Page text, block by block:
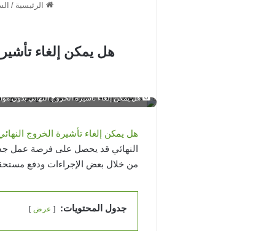
الرئيسية /
هل يمكن إلغاء
هل يمكن إلغاء تأشيرة الخروج النهائي بدون
هل يمكن إلغاء تأشيرة الخروج
النهائي قد يحصل على فرصة عمل
من خلال بعض الإجراءات ودفع
جدول المحتويات: عرض